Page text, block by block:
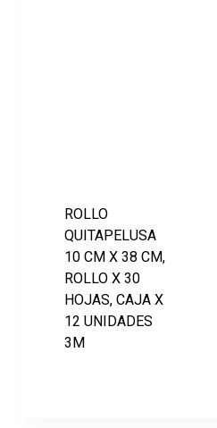
ROLLO
QUITAPELUSA
10 CM X 38 CM,
ROLLO X 30
HOJAS, CAJA X
12 UNIDADES
3M